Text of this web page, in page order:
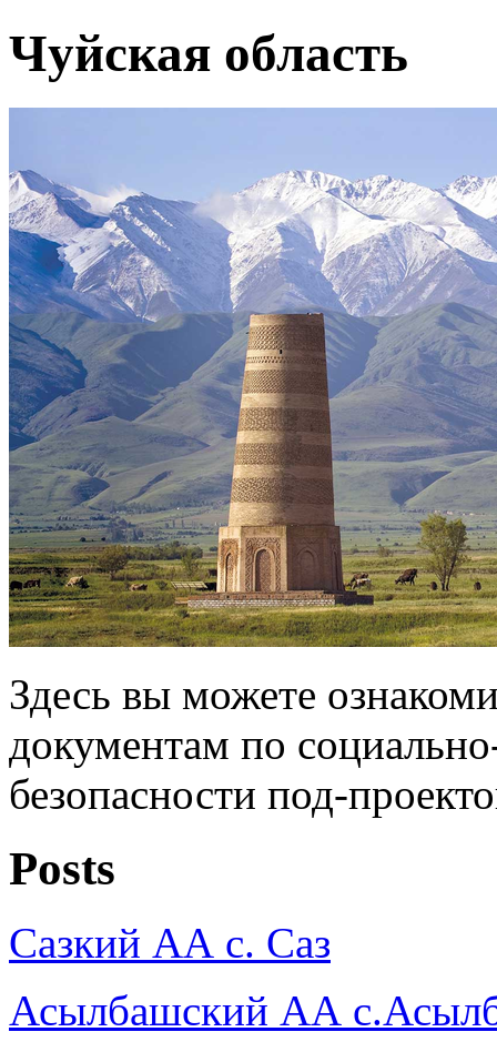
Чуйская область
Здесь вы можете
документам по
безопасности под-
Posts
Сазкий АА с. Саз
Асылбашский АА